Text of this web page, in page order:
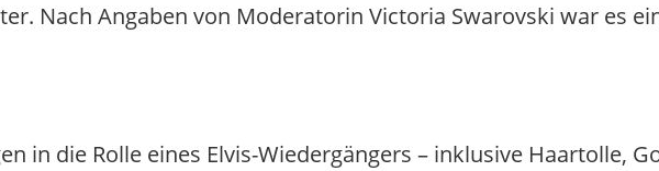
Nach Angaben von Moderatorin Victoria Swarovski war es
in die Rolle eines Elvis-Wiedergängers – inklusive Haartolle,